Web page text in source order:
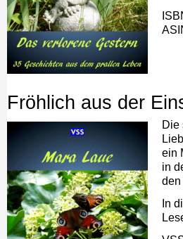
Fröhlich aus der
Die
ein
in
den
In